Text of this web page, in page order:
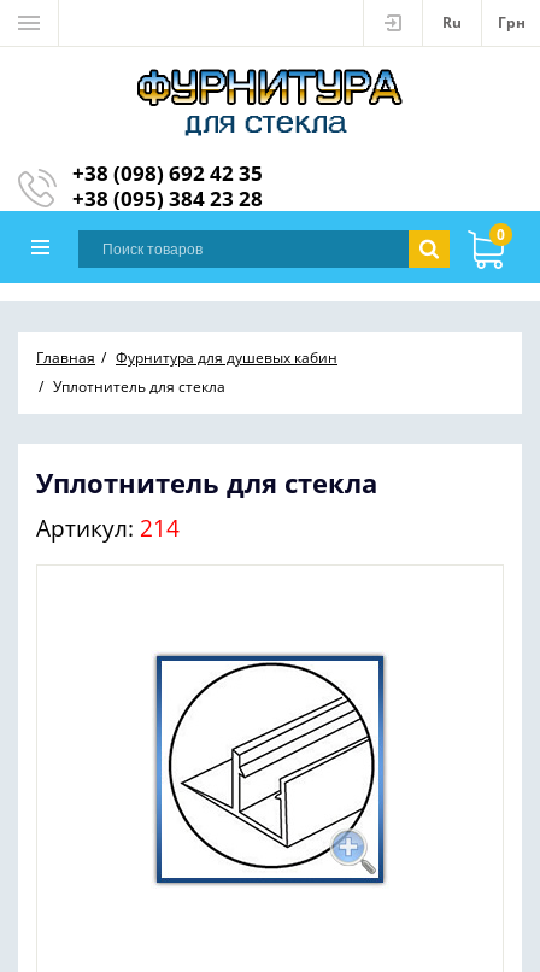
Ru Грн
+38 (098) 692 42 35
+38 (095) 384 23 28
0
Главная
Фурнитура для душевых кабин
Уплотнитель для стекла
Уплотнитель для стекла
Артикул: 214